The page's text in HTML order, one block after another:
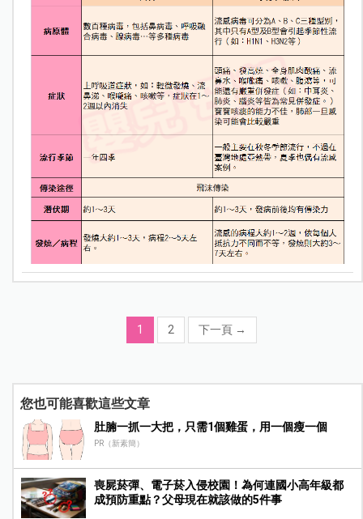
1 2 下一頁 →
您也可能喜歡這些文章
肚腩一抓一大把，只需1個雞蛋，用一個瘦一個
PR（新素簡）
喪屍菸彈、電子菸入侵校園！為何連國小高年級都
成預防重點？父母現在就該做的5件事